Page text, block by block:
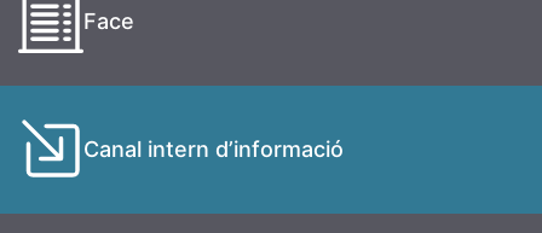
Face
Canal intern d’informació